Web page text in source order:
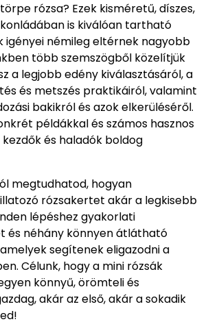
rózsa? Ezek kisméretű, díszes,
is kiválóan tartható
igényei némileg eltérnek nagyobb
több szemszögből közelítjük
a legjobb edény kiválasztásáról, a
és metszés praktikáiról, valamint
bakikról és azok elkerüléséről.
példákkal és számos hasznos
és haladók boldog
megtudhatod, hogyan
rózsakertet akár a legkisebb
lépéshez gyakorlati
és néhány könnyen átlátható
segítenek eligazodni a
Célunk, hogy a mini rózsák
könnyű, örömteli és
akár az első, akár a sokadik